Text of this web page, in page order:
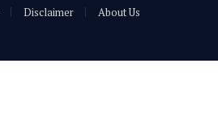
Disclaimer About Us